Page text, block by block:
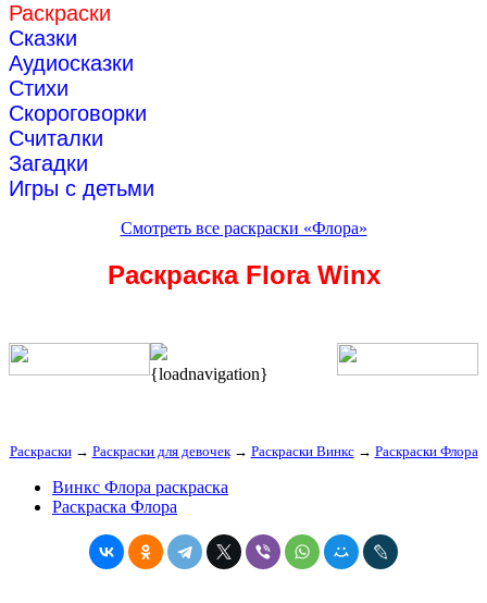
Раскраски
Сказки
Аудиосказки
Стихи
Скороговорки
Считалки
Загадки
Игры с детьми
Смотреть все раскраски «Флора»
Раскраска Flora Winx
{loadnavigation}
Раскраски→ Раскраски для девочек→ Раскраски Винкс→ Раскраски Флора
Винкс Флора раскраска
Раскраска Флора